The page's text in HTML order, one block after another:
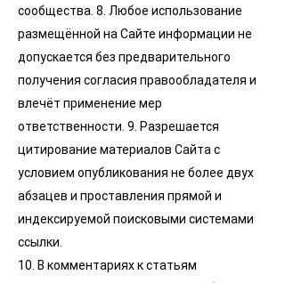
сообщества. 8. Любое использование
размещённой на Сайте информации не
допускается без предварительного
получения согласия правообладателя и
влечёт применение мер
ответственности. 9. Разрешается
цитирование материалов Сайта с
условием опубликования не более двух
абзацев и проставления прямой и
индексируемой поисковыми системами
ссылки.
10. В комментариях к статьям